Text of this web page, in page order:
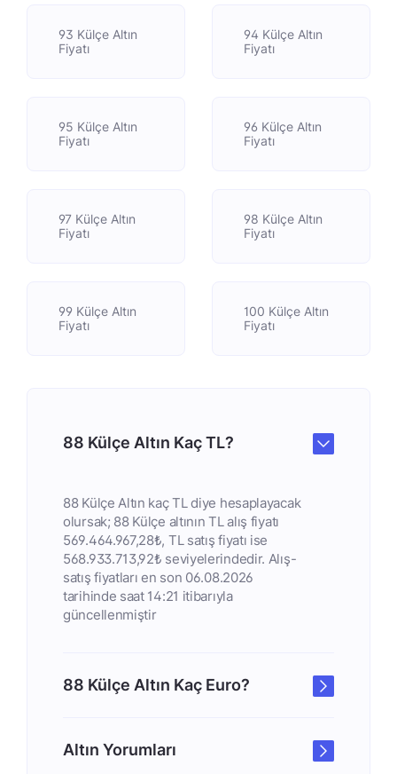
93 Külçe Altın
Fiyatı
94 Külçe Altın
Fiyatı
95 Külçe Altın
Fiyatı
96 Külçe Altın
Fiyatı
97 Külçe Altın
Fiyatı
98 Külçe Altın
Fiyatı
99 Külçe Altın
Fiyatı
100 Külçe Altın
Fiyatı
88 Külçe Altın Kaç TL?
88 Külçe Altın kaç TL diye hesaplayacak
olursak; 88 Külçe altının TL alış fiyatı
569.464.967,28₺, TL satış fiyatı ise
568.933.713,92₺ seviyelerindedir. Alış-
satış fiyatları en son 06.08.2026
tarihinde saat 14:21 itibarıyla
güncellenmiştir
88 Külçe Altın Kaç Euro?
Altın Yorumları